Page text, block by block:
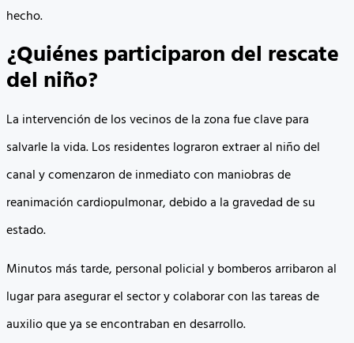
hecho.
¿Quiénes participaron del rescate
del niño?
La intervención de los vecinos de la zona fue clave para
salvarle la vida. Los residentes lograron extraer al niño del
canal y comenzaron de inmediato con maniobras de
reanimación cardiopulmonar, debido a la gravedad de su
estado.
Minutos más tarde, personal policial y bomberos arribaron al
lugar para asegurar el sector y colaborar con las tareas de
auxilio que ya se encontraban en desarrollo.